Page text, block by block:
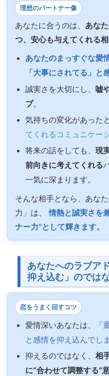
理想のパートナー像
あなたに合うのは、 あな
つ、安心も与えてくれる
あなたのまっすぐな愛
「大事にされてる」と
誠実さを大切にし、嘘
プ。
気持ちの変化があった
てくれるコミュニケー
将来の話をしても、現
前向きに考えてくれる
一気に深まります。
そんな相手となら、あな
力」は、情熱と誠実さを
ナー力”として輝きます。
あなたへのラブア
抑え込む」のでは
恋をうまく回すコツ
愛情深いあなたは、
「
と感情を抑え込んでし
抑えるのではなく、相
に“合わせて調整する”